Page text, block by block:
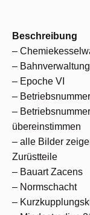
Beschreibung
–
– Bahnverwaltung
– Epoche VI
– Betriebsnummer
–
übereinstimmen
– alle Bilder
Zurüstteile
– Bauart Zacens
– Normschacht
–